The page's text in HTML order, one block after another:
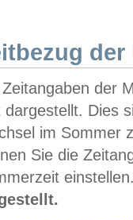
der
Zeitangaben der
dargestellt. Dies
im Sommer
Sie die